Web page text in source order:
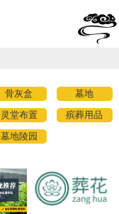
骨灰盒 墓地
灵堂布置 殡葬用品
墓地陵园